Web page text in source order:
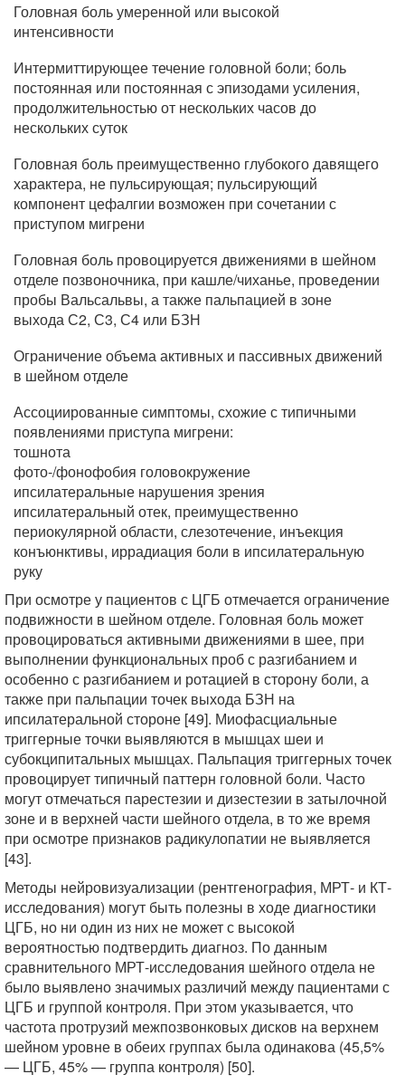
Головная боль умеренной или высокой
интенсивности
Интермиттирующее течение головной боли; боль
постоянная или постоянная с эпизодами усиления,
продолжительностью от нескольких часов до
нескольких суток
Головная боль преимущественно глубокого давящего
характера, не пульсирующая; пульсирующий
компонент цефалгии возможен при сочетании с
приступом мигрени
Головная боль провоцируется движениями в шейном
отделе позвоночника, при кашле/чиханье, проведении
пробы Вальсальвы, а также пальпацией в зоне
выхода С2, С3, С4 или БЗН
Ограничение объема активных и пассивных движений
в шейном отделе
Ассоциированные симптомы, схожие с типичными
появлениями приступа мигрени:
тошнота
фото-/фонофобия головокружение
ипсилатеральные нарушения зрения
ипсилатеральный отек, преимущественно
периокулярной области, слезотечение, инъекция
конъюнктивы, иррадиация боли в ипсилатеральную
руку
При осмотре у пациентов с ЦГБ отмечается ограничение
подвижности в шейном отделе. Головная боль может
провоцироваться активными движениями в шее, при
выполнении функциональных проб с разгибанием и
особенно с разгибанием и ротацией в сторону боли, а
также при пальпации точек выхода БЗН на
ипсилатеральной стороне [49]. Миофасциальные
триггерные точки выявляются в мышцах шеи и
субокципитальных мышцах. Пальпация триггерных точек
провоцирует типичный паттерн головной боли. Часто
могут отмечаться парестезии и дизестезии в затылочной
зоне и в верхней части шейного отдела, в то же время
при осмотре признаков радикулопатии не выявляется
[43].
Методы нейровизуализации (рентгенография, МРТ- и КТ-
исследования) могут быть полезны в ходе диагностики
ЦГБ, но ни один из них не может с высокой
вероятностью подтвердить диагноз. По данным
сравнительного МРТ-исследования шейного отдела не
было выявлено значимых различий между пациентами с
ЦГБ и группой контроля. При этом указывается, что
частота протрузий межпозвонковых дисков на верхнем
шейном уровне в обеих группах была одинакова (45,5%
— ЦГБ, 45% — группа контроля) [50].